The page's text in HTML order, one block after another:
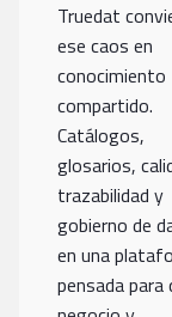
Truedat
ese caos en
conocimiento
compartido.
Catálogos,
glosarios,
trazabilidad y
gobierno de
en una
pensada para